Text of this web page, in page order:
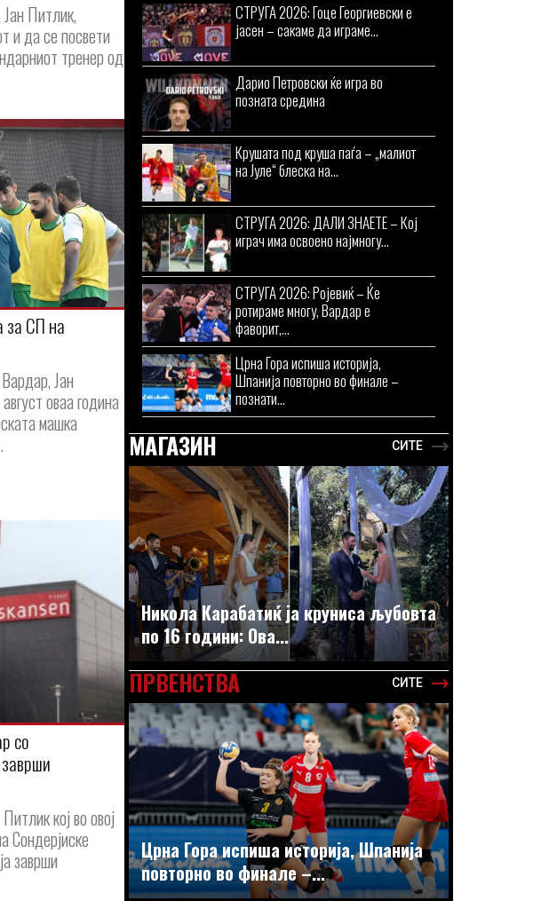
Питлик,
и да се посвети
тренер од
за СП на
Јан
оваа година
машка
со
кој во овој
Сондерјиске
заврши
СТРУГА 2026: Гоце Георгиевски е
јасен – сакаме да играме...
Дарио Петровски ќе игра во
позната средина
Крушата под круша паѓа – „малиот
на Јуле“ блеска на...
СТРУГА 2026: ДАЛИ ЗНАЕТЕ – Кој
играч има освоено најмногу...
СТРУГА 2026: Ројевиќ – Ќе
ротираме многу, Вардар е
фаворит,...
Црна Гора испиша историја,
Шпанија повторно во финале –
познати...
МАГАЗИН СИТЕ
Никола Карабатиќ ја круниса љубовта
по 16 години: Ова...
ПРВЕНСТВА СИТЕ
Црна Гора испиша историја, Шпанија
повторно во финале –...